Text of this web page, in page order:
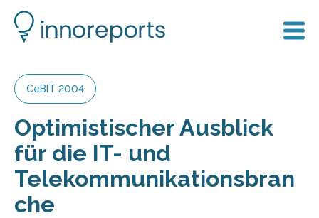
CeBIT 2004
Optimistischer Ausblick
für die IT- und
Telekommunikationsbran
che